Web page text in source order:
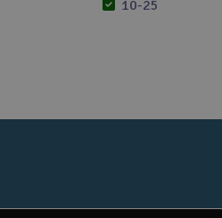
10-25 på lager